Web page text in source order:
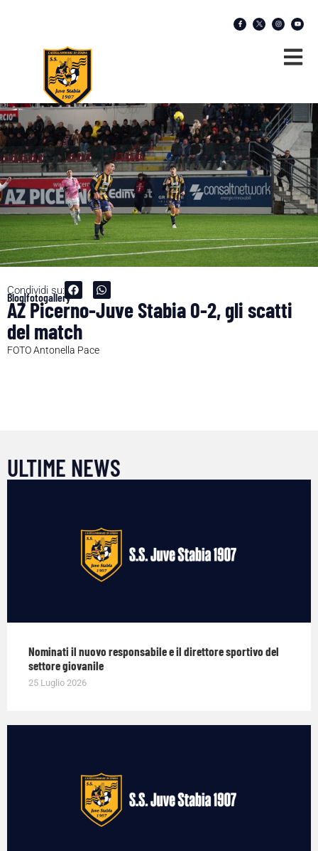
Condividi su:
Blog|fotogallery
AZ Picerno-Juve Stabia 0-2, gli scatti
del match
FOTO Antonella Pace
ULTIME NEWS
Nominati il nuovo responsabile e il direttore sportivo del
settore giovanile
25 Luglio 2026